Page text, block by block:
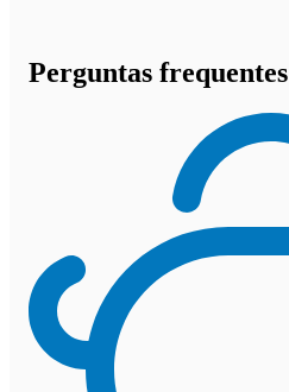
Perguntas frequentes